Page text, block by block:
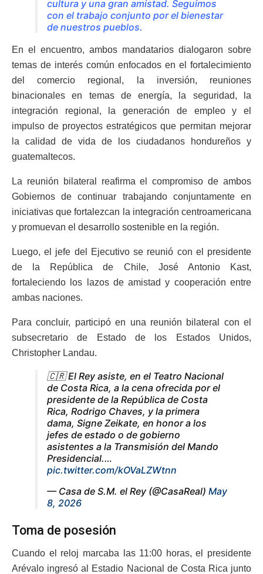
cultura y una gran amistad. Seguimos
con el trabajo conjunto por el bienestar
de nuestros pueblos.
En el encuentro, ambos mandatarios dialogaron sobre
temas de interés común enfocados en el fortalecimiento
del comercio regional, la inversión, reuniones
binacionales en temas de energía, la seguridad, la
integración regional, la generación de empleo y el
impulso de proyectos estratégicos que permitan mejorar
la calidad de vida de los ciudadanos hondureños y
guatemaltecos.
La reunión bilateral reafirma el compromiso de ambos
Gobiernos de continuar trabajando conjuntamente en
iniciativas que fortalezcan la integración centroamericana
y promuevan el desarrollo sostenible en la región.
Luego, el jefe del Ejecutivo se reunió con el presidente
de la República de Chile, José Antonio Kast,
fortaleciendo los lazos de amistad y cooperación entre
ambas naciones.
Para concluir, participó en una reunión bilateral con el
subsecretario de Estado de los Estados Unidos,
Christopher Landau.
🇨🇷 El Rey asiste, en el Teatro Nacional
de Costa Rica, a la cena ofrecida por el
presidente de la República de Costa
Rica, Rodrigo Chaves, y la primera
dama, Signe Zeikate, en honor a los
jefes de estado o de gobierno
asistentes a la Transmisión del Mando
Presidencial.…
pic.twitter.com/kOVaLZWtnn
— Casa de S.M. el Rey (@CasaReal) May
8, 2026
Toma de posesión
Cuando el reloj marcaba las 11:00 horas, el presidente
Arévalo ingresó al Estadio Nacional de Costa Rica junto